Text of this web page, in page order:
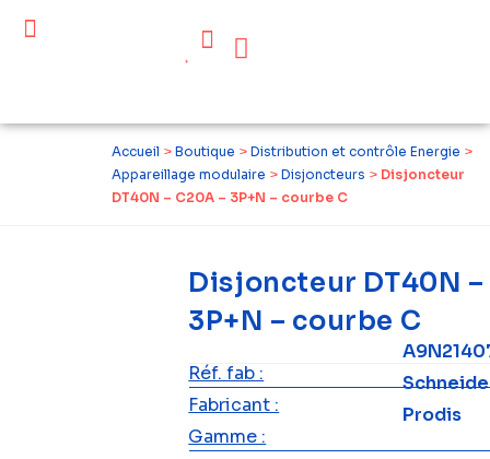
Accueil > Boutique > Distribution et contrôle Energie >
Appareillage modulaire > Disjoncteurs > Disjoncteur
DT40N – C20A – 3P+N – courbe C
Disjoncteur DT40N –
3P+N – courbe C
Réf. fab :
Fabricant :
Gamme :
Prodis